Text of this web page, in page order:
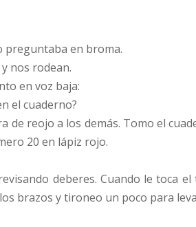
preguntaba en broma.
nos rodean.
en voz baja:
el cuaderno?
de reojo a los demás. Tomo el
20 en lápiz rojo.
deberes. Cuando le toca
brazos y tironeo un poco para